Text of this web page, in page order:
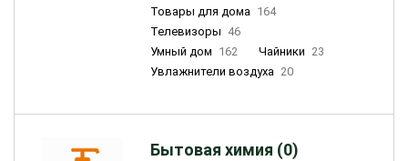
Товары для дома 164
Телевизоры 46
Умный дом 162 Чайники 23
Увлажнители воздуха 20
Бытовая химия (0)